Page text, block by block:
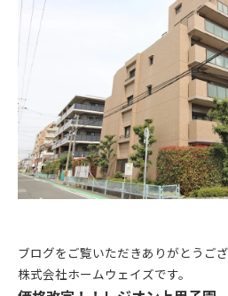
ブログをご覧いただきありがとうござ
株式会社ホームウェイズです。